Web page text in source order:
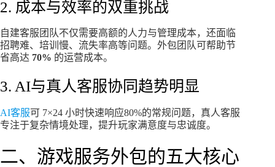
2. 成本与效率的双重挑战
自建客服团队不仅需要高额的人力与管理成本，还面临
招聘难、培训慢、流失率高等问题。外包团队可帮助节
省高达 70% 的运营成本。
3. AI与真人客服协同趋势明显
AI客服可 7×24 小时快速响应80%的常规问题，真人客服
专注于复杂情境处理，提升玩家满意度与忠诚度。
二、游戏服务外包的五大核心